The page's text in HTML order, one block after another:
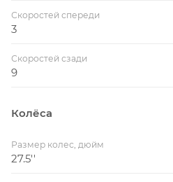
Скоростей спереди
3
Скоростей сзади
9
Колёса
Размер колес, дюйм
27.5''